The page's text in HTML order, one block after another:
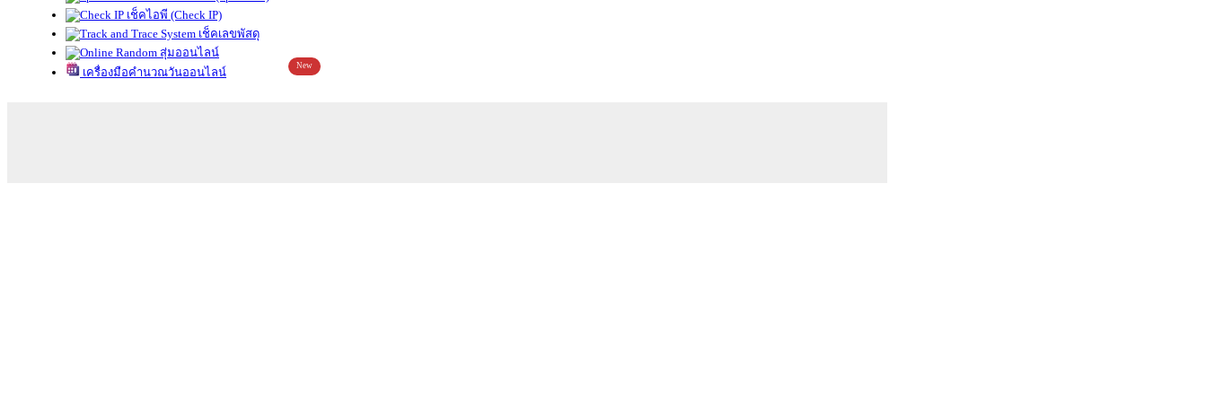
เช็คไอพี (Check IP)
เช็คเลขพัสดุ
สุ่มออนไลน์
เครื่องมือคำนวณวันออนไลน์
New